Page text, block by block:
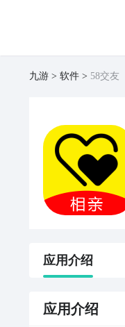
九游 软件 58交友
应用介绍
应用介绍